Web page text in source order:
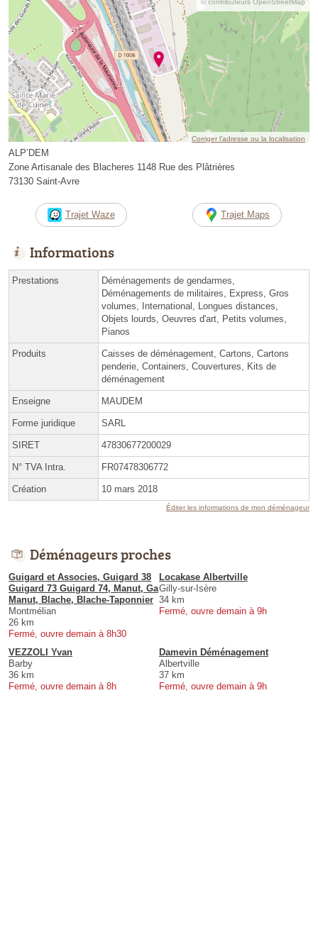
© contributeurs OpenStreetMap
Corriger l’adresse ou la localisation
ALP’DEM
Zone Artisanale des Blacheres 1148 Rue des Plâtrières
73130 Saint-Avre
Trajet Waze Trajet Maps
Informations
Prestations
Déménagements de gendarmes,
Déménagements de militaires, Express, Gros
volumes, International, Longues distances,
Objets lourds, Oeuvres d'art, Petits volumes,
Pianos
Produits
Caisses de déménagement, Cartons, Cartons
penderie, Containers, Couvertures, Kits de
déménagement
Enseigne MAUDEM
Forme juridique SARL
SIRET 47830677200029
N° TVA Intra. FR07478306772
Création 10 mars 2018
Éditer les informations de mon déménageur
Déménageurs proches
Guigard et Associes, Guigard 38
Guigard 73 Guigard 74, Manut, Ga
Manut, Blache, Blache-Taponnier
Montmélian
26 km
Fermé, ouvre demain à 8h30
Locakase Albertville
Gilly-sur-Isère
34 km
Fermé, ouvre demain à 9h
VEZZOLI Yvan
Barby
36 km
Fermé, ouvre demain à 8h
Damevin Déménagement
Albertville
37 km
Fermé, ouvre demain à 9h